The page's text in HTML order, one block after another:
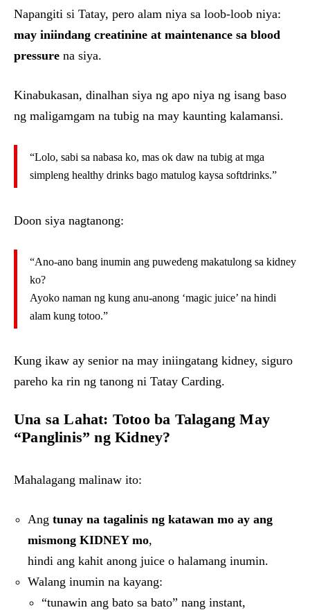
Napangiti si Tatay, pero alam niya sa loob-loob niya:
may iniindang creatinine at maintenance sa blood
pressure na siya.
Kinabukasan, dinalhan siya ng apo niya ng isang baso
ng maligamgam na tubig na may kaunting kalamansi.
“Lolo, sabi sa nabasa ko, mas ok daw na tubig at mga
simpleng healthy drinks bago matulog kaysa softdrinks.”
Doon siya nagtanong:
“Ano-ano bang inumin ang puwedeng makatulong sa kidney
ko?
Ayoko naman ng kung anu-anong ‘magic juice’ na hindi
alam kung totoo.”
Kung ikaw ay senior na may iniingatang kidney, siguro
pareho ka rin ng tanong ni Tatay Carding.
Una sa Lahat: Totoo ba Talagang May
“Panglinis” ng Kidney?
Mahalagang malinaw ito:
Ang tunay na tagalinis ng katawan mo ay ang
mismong KIDNEY mo,
hindi ang kahit anong juice o halamang inumin.
Walang inumin na kayang:
“tunawin ang bato sa bato” nang instant,